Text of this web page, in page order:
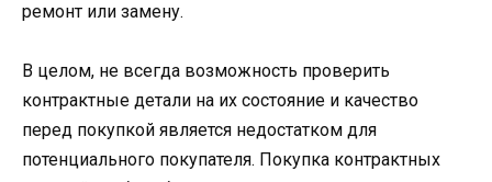
ремонт или замену.
В целом, не всегда возможность проверить
контрактные детали на их состояние и качество
перед покупкой является недостатком для
потенциального покупателя. Покупка контрактных